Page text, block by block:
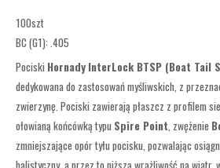
100szt
BC (G1): .405
Pociski Hornady InterLock BTSP (Boat Tail
dedykowana do zastosowań myśliwskich, z
zwierzynę. Pociski zawierają płaszcz z profilem
ołowianą końcówką typu Spire Point, zwężenie
zmniejszające opór tyłu pocisku, pozwalając